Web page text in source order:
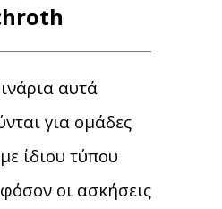
αυτά
για ομάδες
ίδιου τύπου
οι ασκήσεις